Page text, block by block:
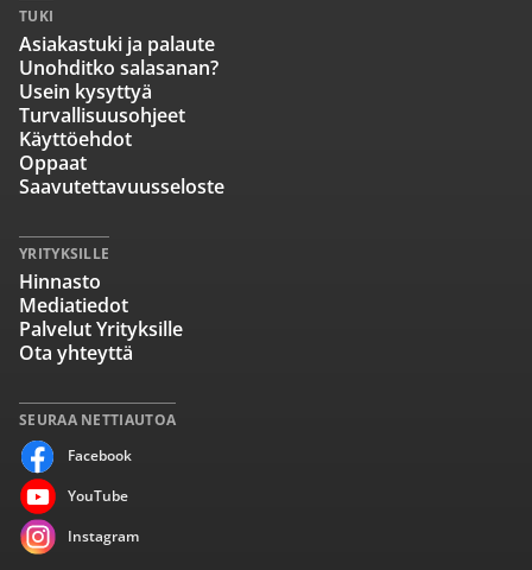
SEURAA NETTIAUTOA
Facebook
YouTube
Instagram
TUKI
Asiakastuki ja palaute
Unohditko salasanan?
Usein kysyttyä
Turvallisuusohjeet
Käyttöehdot
Oppaat
Saavutettavuusseloste
YRITYKSILLE
Hinnasto
Mediatiedot
Palvelut Yrityksille
Ota yhteyttä